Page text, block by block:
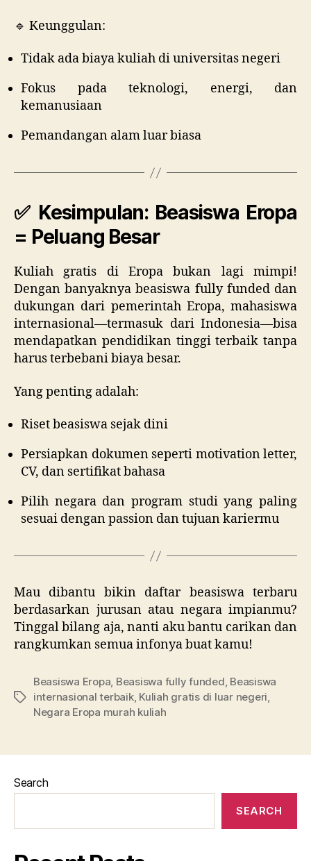
🔹 Keunggulan:
Tidak ada biaya kuliah di universitas negeri
Fokus pada teknologi, energi, dan
kemanusiaan
Pemandangan alam luar biasa
✅ Kesimpulan: Beasiswa Eropa
= Peluang Besar
Kuliah gratis di Eropa bukan lagi mimpi!
Dengan banyaknya beasiswa fully funded dan
dukungan dari pemerintah Eropa, mahasiswa
internasional—termasuk dari Indonesia—bisa
mendapatkan pendidikan tinggi terbaik tanpa
harus terbebani biaya besar.
Yang penting adalah:
Riset beasiswa sejak dini
Persiapkan dokumen seperti motivation letter,
CV, dan sertifikat bahasa
Pilih negara dan program studi yang paling
sesuai dengan passion dan tujuan kariermu
Mau dibantu bikin daftar beasiswa terbaru
berdasarkan jurusan atau negara impianmu?
Tinggal bilang aja, nanti aku bantu carikan dan
rangkumkan semua infonya buat kamu!
Tags
Beasiswa Eropa, Beasiswa fully funded, Beasiswa
internasional terbaik, Kuliah gratis di luar negeri,
Negara Eropa murah kuliah
Search
SEARCH